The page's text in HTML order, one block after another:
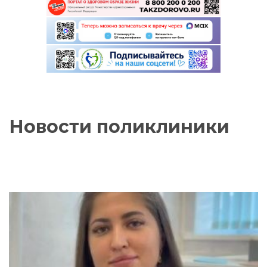
Новости поликлиники